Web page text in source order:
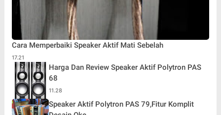
Cara Memperbaiki Speaker Aktif Mati Sebelah
17.21
Harga Dan Review Speaker Aktif Polytron PAS
68
11.28
Speaker Aktif Polytron PAS 79,Fitur Komplit